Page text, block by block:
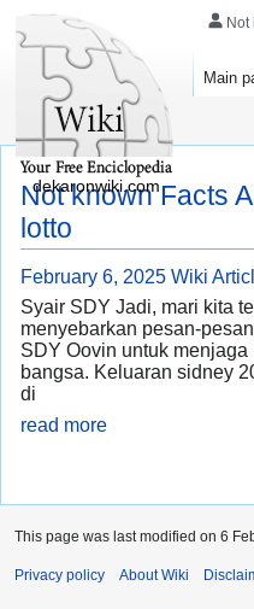
Not known Facts
lotto
February 6, 2025 Wiki
Syair SDY Jadi, mari kita
menyebarkan pesan-
SDY Oovin untuk
bangsa. Keluaran sidney
di
read more
Not
Main
dekaronwiki.com
This page was last modified on 6
Privacy policy About Wiki